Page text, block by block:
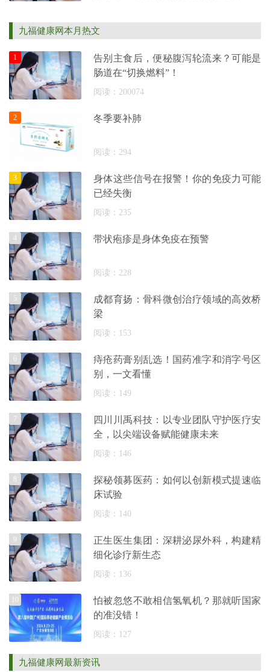
起红灯。 当身体频繁出现这些现象，需警惕
免疫力降低
九福健康网本月热文
告别主食后，便秘腹泻轮流来？可能是
肠道在“切换燃料”！
阅读：200074
1
冬季要补肺
阅读：294
2
身体这些信号在报警！你的免疫力可能
已经失衡
阅读：235
3
带状疱疹是身体免疫在预警
阅读：228
4
成都育扬：骨科微创治疗领域的高效桥
梁
阅读：153
5
痔疮药膏别乱选！国药准字和消字号区
别，一文看懂
阅读：149
6
四川川禹科技：以专业团队守护医疗安
全，以尖端设备赋能健康未来
阅读：146
7
探秘领募医药：如何以创新模式提速临
床试验
阅读：140
8
正生医生集团：深耕泌尿外科，构建精
细化诊疗新生态
阅读：136
9
怕被忽悠不敢相信氢氧机？那就听国家
的准没错！
阅读：127
10
九福健康网最新资讯